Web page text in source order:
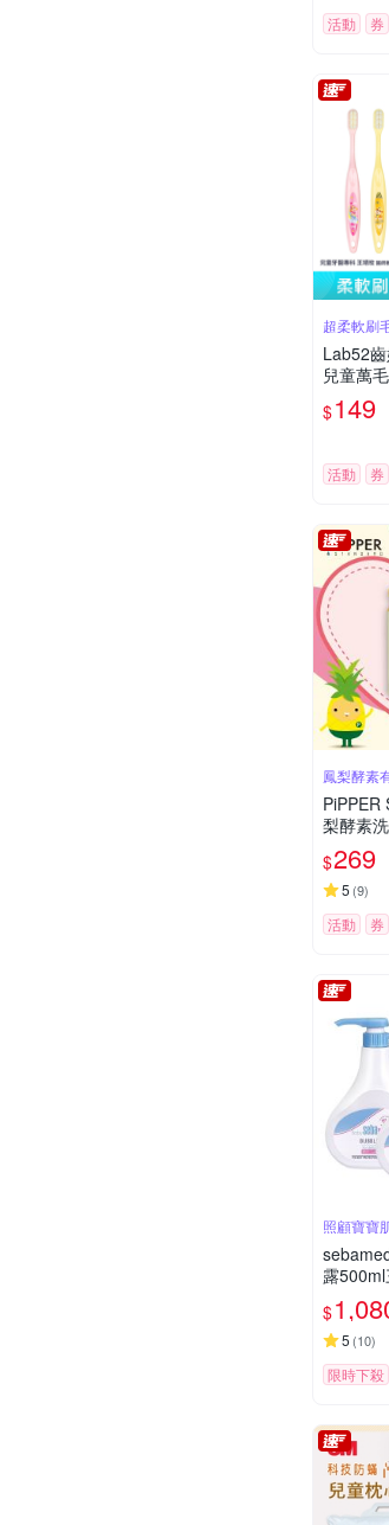
活動 券
超柔軟刷
Lab52
兒童萬
$149
活動 券
鳳梨酵素
素
PiPPER
梨酵素
50ml
$269
5 (9)
活動 券
照顧寶寶
露500ml
$
5 (10)
限時下殺